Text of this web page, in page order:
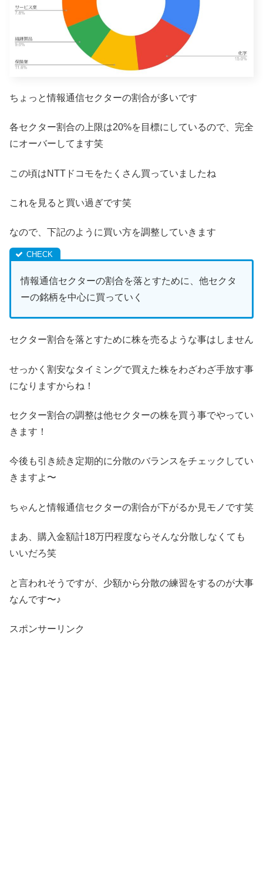
ちょっと情報通信セクターの割合が多いです
各セクター割合の上限は20%を目標にしているので、完全
にオーバーしてます笑
この頃はNTTドコモをたくさん買っていましたね
これを見ると買い過ぎです笑
なので、下記のように買い方を調整していきます
情報通信セクターの割合を落とすために、他セクタ
ーの銘柄を中心に買っていく
セクター割合を落とすために株を売るような事はしません
せっかく割安なタイミングで買えた株をわざわざ手放す事
になりますからね！
セクター割合の調整は他セクターの株を買う事でやってい
きます！
今後も引き続き定期的に分散のバランスをチェックしてい
きますよ〜
ちゃんと情報通信セクターの割合が下がるか見モノです笑
まあ、購入金額計18万円程度ならそんな分散しなくても
いいだろ笑
と言われそうですが、少額から分散の練習をするのが大事
なんです〜♪
スポンサーリンク